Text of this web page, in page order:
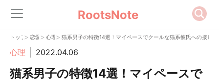
RootsNote
トップ> 恋愛> 心理> 猫系男子の特徴14選！マイペースでクールな猫系彼氏への接し
心理 2022.04.06
猫系男子の特徴14選！マイペースで